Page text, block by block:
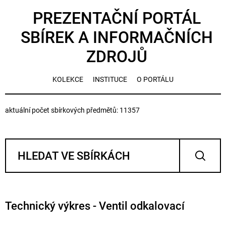
PREZENTAČNÍ PORTÁL
SBÍREK A INFORMAČNÍCH
ZDROJŮ
KOLEKCE INSTITUCE O PORTÁLU
aktuální počet sbírkových předmětů: 11357
Technický výkres - Ventil odkalovací